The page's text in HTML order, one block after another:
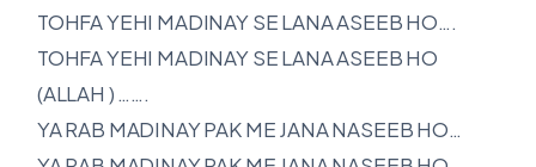
TOHFA YEHI MADINAY SE LANA ASEEB HO….
TOHFA YEHI MADINAY SE LANA ASEEB HO
(ALLAH ) …….
YA RAB MADINAY PAK ME JANA NASEEB HO…